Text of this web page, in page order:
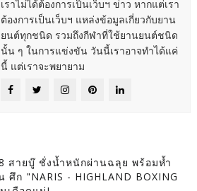
เราไม่ได้ต้องการเป็นเว็บฯ ข่าว หากแต่เรา
ต้องการเป็นเว็บฯ แหล่งข้อมูลเกี่ยวกับยาน
ยนต์ทุกชนิด รวมถึงกีฬาที่ใช้ยานยนต์ชนิด
นั้น ๆ ในการแข่งขัน วันนี้เราอาจทำได้แค่
นี้ แต่เราจะพยายาม
สายบู๊ ชั่งน้ำหนักผ่านฉลุย พร้อมห้ำ
ก "NARIS - HIGHLAND BOXING